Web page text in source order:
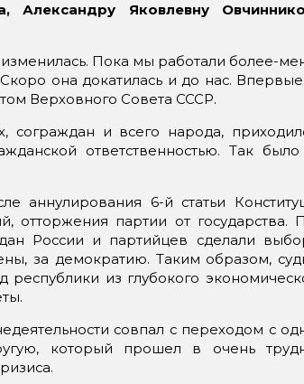
Александру Яковлевну
Пока мы работали более-
она докатилась и до нас.
Верховного Совета СССР.
сограждан и всего народа,
ответственностью. Так
аннулирования 6-й статьи
отторжения партии от государства.
России и партийцев сделали
за демократию. Таким образом,
из глубокого
совпал с переходом с
который прошел в очень